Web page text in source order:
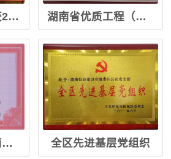
湖南恒业建设荣获2019-2020年度第二批湖南省优质工程 湖南省优质工程（中方县公安局业务技术用房楼）
恒业建设荣获湖南省建设工程“芙蓉奖” 全区先进基层党组织